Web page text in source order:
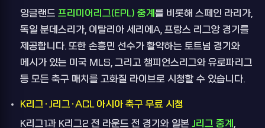
잉글랜드 프리미어리그(EPL) 중계 를 비롯해 스페인 라리가,
독일 분데스리가, 이탈리아 세리에A, 프랑스 리그앙 경기를
제공합니다. 또한 손흥민 선수가 활약하는 토트넘 경기와
메시가 있는 미국 MLS, 그리고 챔피언스리그와 유로파리그
등 모든 축구 매치를 고화질 라이브로 시청할 수 있습니다.
K리그·J리그·ACL 아시아 축구 무료 시청
K리그1과 K리그2 전 라운드 전 경기와 일본 J리그 중계 ,